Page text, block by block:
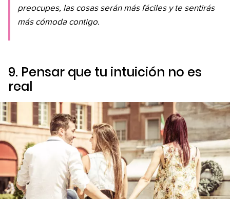
preocupes, las cosas serán más fáciles y te sentirás
más cómoda contigo.
9. Pensar que tu intuición no es
real